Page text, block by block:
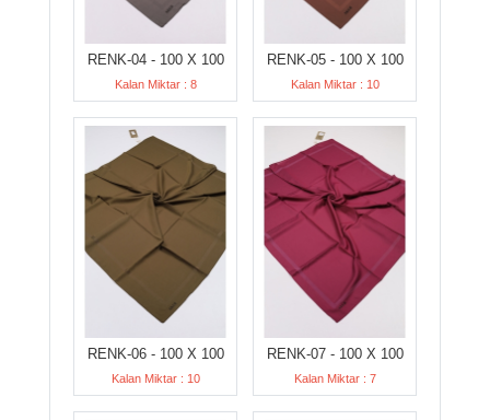
RENK-04 - 100 X 100
Kalan Miktar : 8
RENK-05 - 100 X 100
Kalan Miktar : 10
RENK-06 - 100 X 100
Kalan Miktar : 10
RENK-07 - 100 X 100
Kalan Miktar : 7